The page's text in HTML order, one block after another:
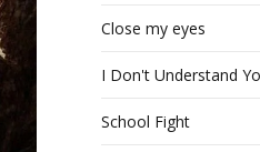
Close my eyes
I Don't Understand
School Fight